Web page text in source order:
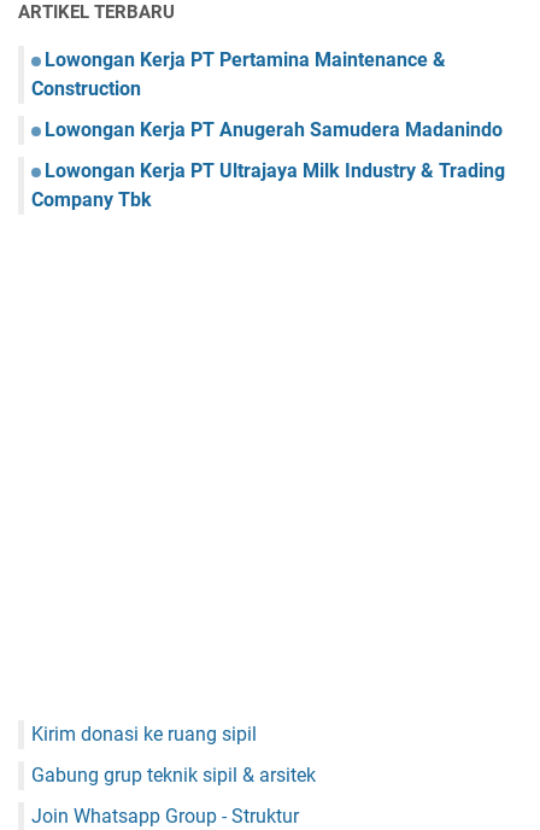
ARTIKEL TERBARU
Lowongan Kerja PT Pertamina Maintenance &
Construction
Lowongan Kerja PT Anugerah Samudera Madanindo
Lowongan Kerja PT Ultrajaya Milk Industry & Trading
Company Tbk
Kirim donasi ke ruang sipil
Gabung grup teknik sipil & arsitek
Join Whatsapp Group - Struktur